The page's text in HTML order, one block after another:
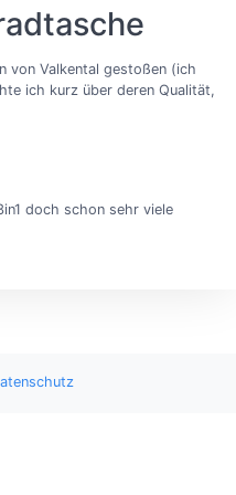
von Valkental gestoßen (ich
ich kurz über deren Qualität,
doch schon sehr viele